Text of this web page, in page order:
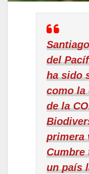
del
ha sido
como la
de la
primera
Cumbre
un país